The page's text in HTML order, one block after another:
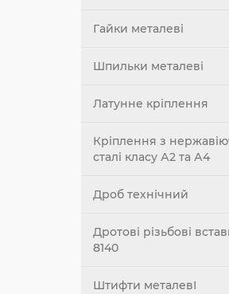
Гайки металеві
Шпильки металеві
Латунне кріплення
Кріплення з
сталі класу А2 та А4
Дроб технічний
Дротові різьбові
8140
Штифти металевІ